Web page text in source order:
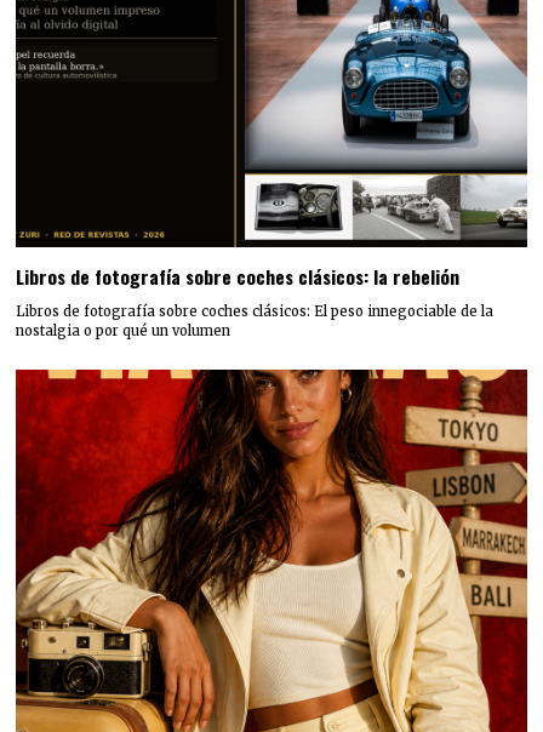
Libros de fotografía sobre coches clásicos: la rebelión
Libros de fotografía sobre coches clásicos: El peso innegociable de la
nostalgia o por qué un volumen